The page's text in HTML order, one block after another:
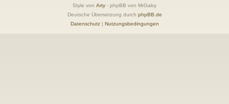
Style von Arty - phpBB von MrGaby
Deutsche Übersetzung durch phpBB.de
Datenschutz| Nutzungsbedingungen